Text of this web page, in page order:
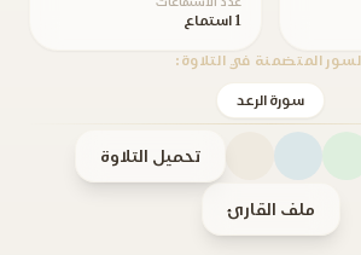
1 استماع
المتضمنة في التلاوة:
سورة الرعد
تحميل التلاوة
ملف القارئ